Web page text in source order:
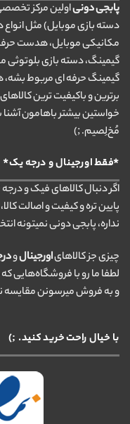
پابجی دونیاولین مرکز
دسته بازی موبایل) مثل
مکانیکی موبایل، هدست
گیمینگ، دسته بازی بلوتوثی
گیمینگ حرفه ای مربوط
برترین و باکیفیت ترین
خواستین بیشتر باهامون
مُخ‌لِصیم. ;)
*فقط اورجینال و درجه یک*
پایین تره و کیفیت و اصالت
نداره، پابجی دونی نمیتونه
چیزی جز کالاهایاورجینالو
لطفا ما رو با فروشگاه‌هایی
و به فروش میرسونن
با خیال راحت خرید کنید. ;)